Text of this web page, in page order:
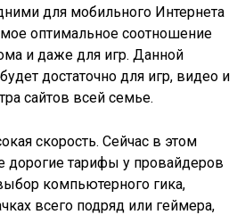
для мобильного Интернета
оптимальное соотношение
и даже для игр. Данной
достаточно для игр, видео и
сайтов всей семье.
скорость. Сейчас в этом
дорогие тарифы у провайдеров
компьютерного гика,
всего подряд или геймера,